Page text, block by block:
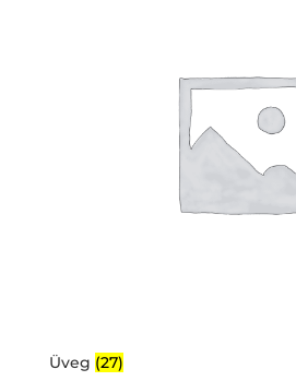
Üveg (27)